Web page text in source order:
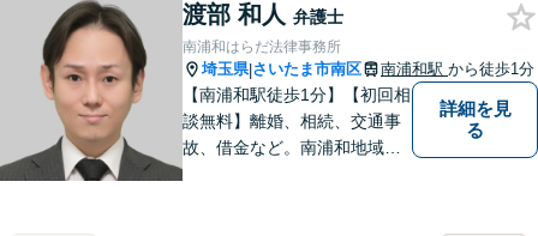
い、納得いただける解決を目
指します。
渡部 和人 弁護士
南浦和はらだ法律事務所
埼玉県|さいたま市南区 南浦和駅 から徒歩1分
【南浦和駅徒歩1分】【初回相
談無料】離婚、相続、交通事
故、借金など。南浦和地域の
詳細を見
る